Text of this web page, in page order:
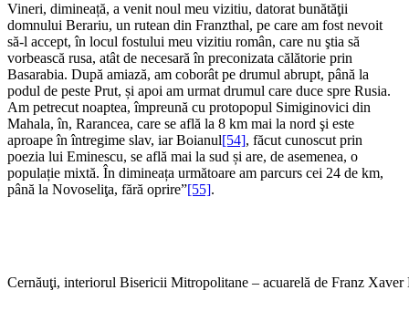
Vineri, dimineață, a venit noul meu vizitiu, datorat bunătăţii
domnului Berariu, un rutean din Franzthal, pe care am fost nevoit
să-l accept, în locul fostului meu vizitiu român, care nu ştia să
vorbească rusa, atât de necesară în preconizata călătorie prin
Basarabia. După amiază, am coborât pe drumul abrupt, până la
podul de peste Prut, și apoi am urmat drumul care duce spre Rusia.
Am petrecut noaptea, împreună cu protopopul Simiginovici din
Mahala, în, Rarancea, care se află la 8 km mai la nord şi este
aproape în întregime slav, iar Boianul[54], făcut cunoscut prin
poezia lui Eminescu, se află mai la sud și are, de asemenea, o
populație mixtă. În dimineața următoare am parcurs cei 24 de km,
până la Novoseliţa, fără oprire”[55].
Cernăuţi, interiorul Bisericii Mitropolitane – acuarelă de Franz